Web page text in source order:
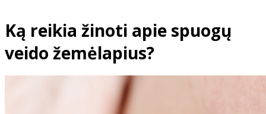
Ką reikia žinoti apie spuogų
veido žemėlapius?